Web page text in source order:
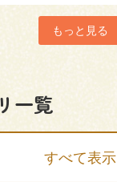
もっと見る
一覧
すべて表示